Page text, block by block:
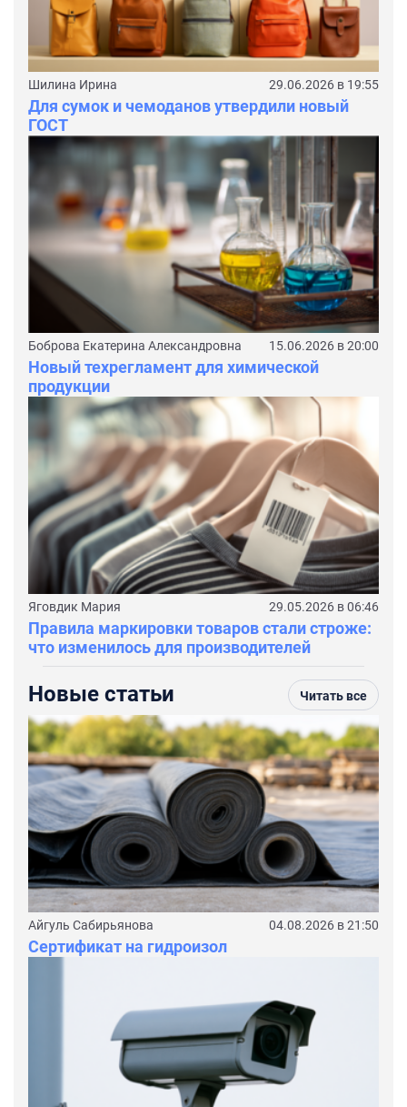
Шилина Ирина 29.06.2026 в 19:55
Для сумок и чемоданов утвердили новый
ГОСТ
Боброва Екатерина Александровна 15.06.2026 в 20:00
Новый техрегламент для химической
продукции
Яговдик Мария 29.05.2026 в 06:46
Правила маркировки товаров стали строже:
что изменилось для производителей
Новые статьи Читать все
Айгуль Сабирьянова 04.08.2026 в 21:50
Сертификат на гидроизол